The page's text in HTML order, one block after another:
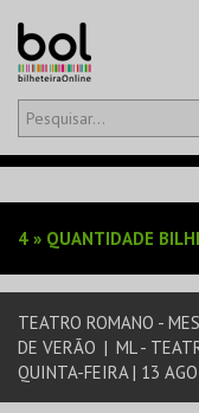
Olá,iniciar sessão
EVENTOS
CARTÕES
PRODUTOS
4 » QUANTIDADE
TEATRO ROMANO -
DE VERÃO | ML -
QUINTA-FEIRA | 13